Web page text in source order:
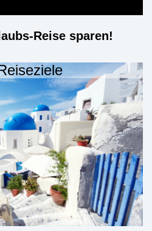
Reise sparen!